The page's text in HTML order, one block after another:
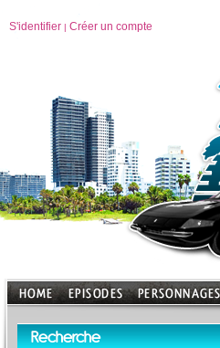
S'identifier | Créer un compte
Recherche